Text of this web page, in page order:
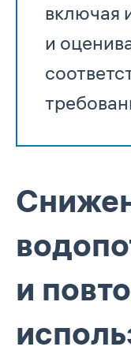
включая
и
и